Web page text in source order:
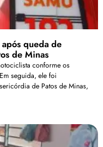
queda de
de Minas
conforme os
seguida, ele foi
de Patos de Minas,